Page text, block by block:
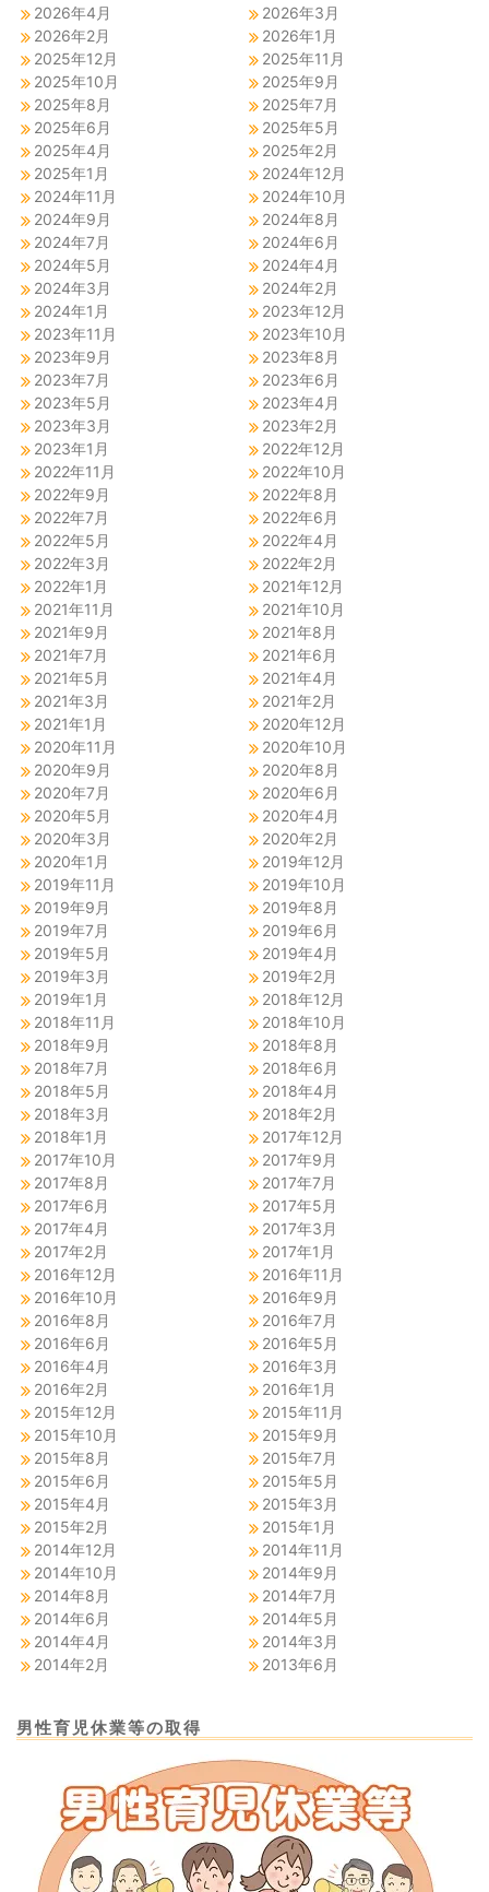
2026年4月
2026年3月
2026年2月
2026年1月
2025年12月
2025年11月
2025年10月
2025年9月
2025年8月
2025年7月
2025年6月
2025年5月
2025年4月
2025年2月
2025年1月
2024年12月
2024年11月
2024年10月
2024年9月
2024年8月
2024年7月
2024年6月
2024年5月
2024年4月
2024年3月
2024年2月
2024年1月
2023年12月
2023年11月
2023年10月
2023年9月
2023年8月
2023年7月
2023年6月
2023年5月
2023年4月
2023年3月
2023年2月
2023年1月
2022年12月
2022年11月
2022年10月
2022年9月
2022年8月
2022年7月
2022年6月
2022年5月
2022年4月
2022年3月
2022年2月
2022年1月
2021年12月
2021年11月
2021年10月
2021年9月
2021年8月
2021年7月
2021年6月
2021年5月
2021年4月
2021年3月
2021年2月
2021年1月
2020年12月
2020年11月
2020年10月
2020年9月
2020年8月
2020年7月
2020年6月
2020年5月
2020年4月
2020年3月
2020年2月
2020年1月
2019年12月
2019年11月
2019年10月
2019年9月
2019年8月
2019年7月
2019年6月
2019年5月
2019年4月
2019年3月
2019年2月
2019年1月
2018年12月
2018年11月
2018年10月
2018年9月
2018年8月
2018年7月
2018年6月
2018年5月
2018年4月
2018年3月
2018年2月
2018年1月
2017年12月
2017年10月
2017年9月
2017年8月
2017年7月
2017年6月
2017年5月
2017年4月
2017年3月
2017年2月
2017年1月
2016年12月
2016年11月
2016年10月
2016年9月
2016年8月
2016年7月
2016年6月
2016年5月
2016年4月
2016年3月
2016年2月
2016年1月
2015年12月
2015年11月
2015年10月
2015年9月
2015年8月
2015年7月
2015年6月
2015年5月
2015年4月
2015年3月
2015年2月
2015年1月
2014年12月
2014年11月
2014年10月
2014年9月
2014年8月
2014年7月
2014年6月
2014年5月
2014年4月
2014年3月
2014年2月
2013年6月
男性育児休業等の取得